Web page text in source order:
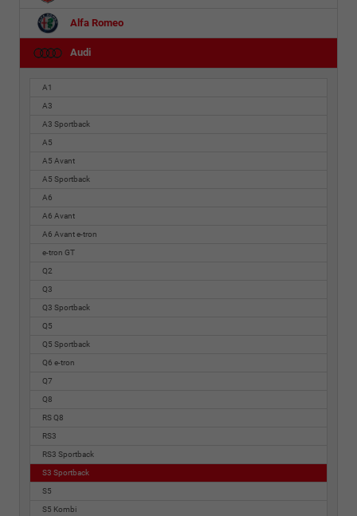
Alfa Romeo
Audi
A1
A3
A3 Sportback
A5
A5 Avant
A5 Sportback
A6
A6 Avant
A6 Avant e-tron
e-tron GT
Q2
Q3
Q3 Sportback
Q5
Q5 Sportback
Q6 e-tron
Q7
Q8
RS Q8
RS3
RS3 Sportback
S3 Sportback
S5
S5 Kombi